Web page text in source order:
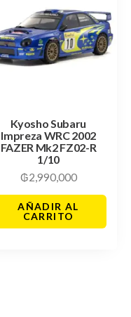
Kyosho Subaru
Impreza WRC 2002
FAZER Mk2 FZ02-R
1/10
₲2,990,000
AÑADIR AL
CARRITO